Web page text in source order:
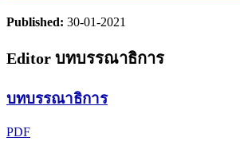
Published: 30-01-2021
Editor บทบรรณาธิการ
บทบรรณาธิการ
PDF